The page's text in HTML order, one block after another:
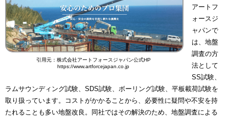
引用元：株式会社アートフォースジャパン公式HP
https://www.artforcejapan.co.jp
アートフ
ォースジ
ャパンで
は、地盤
調査の方
法として
SS試験、
ラムサウンディング試験、SDS試験、ボーリング試験、平板載荷試験を
取り扱っています。コストがかかることから、必要性に疑問や不安を持
たれることも多い地盤改良。同社ではその解決のため、地盤調査による